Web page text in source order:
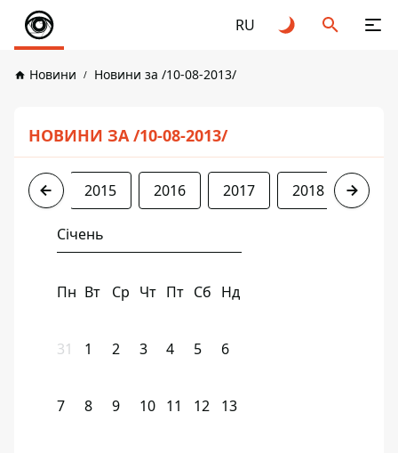
RU
Новини Новини за /10-08-2013/
НОВИНИ ЗА /10-08-2013/
2013 2015 2016 2017 2018 2019
Січень
Пн Вт Ср Чт Пт Сб Нд
31 1 2 3 4 5 6
7 8 9 10 11 12 13